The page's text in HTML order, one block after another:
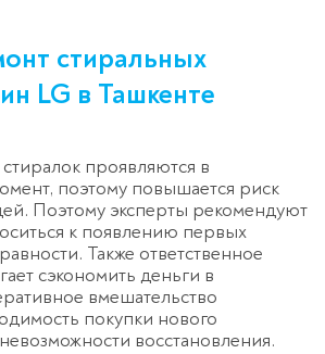
стиральных
LG в Ташкенте
проявляются в
поэтому повышается риск
Поэтому эксперты рекомендуют
к появлению первых
Также ответственное
сэкономить деньги в
вмешательство
покупки нового
восстановления.